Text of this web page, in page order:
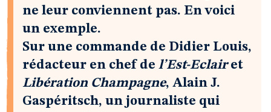
ne leur conviennent pas. En voici
un exemple.
Sur une commande de Didier Louis,
rédacteur en chef de l’Est-Eclairet
Libération Champagne, Alain J.
Gaspéritsch, un journaliste qui